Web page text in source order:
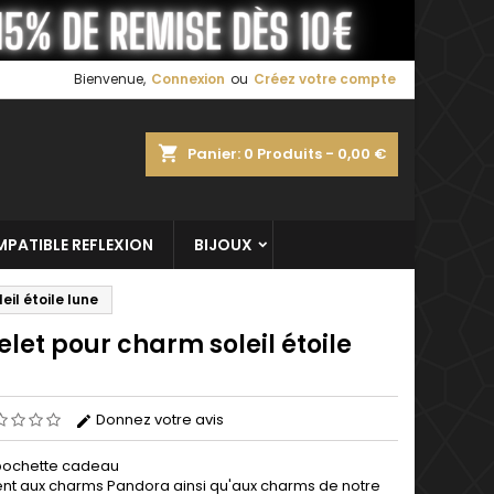
Bienvenue, Connexion ou Créez votre compte
shopping_cart Panier: 0 Produits - 0,00 €
REFLEXION BIJOUX
étoile lune
pour charm soleil étoile
Donnez votre avis
cadeau
auxcharms Pandora ainsi qu'aux charms de notre